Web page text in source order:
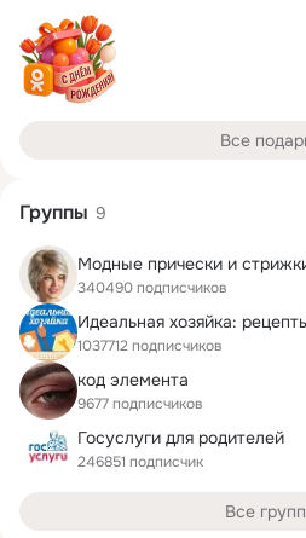
Все
Группы 9
Модные прически и
340490 подписчиков
Идеальная хозяйка:
1037712 подписчиков
код элемента
9677 подписчиков
Госуслуги для родителей
246851 подписчик
Все